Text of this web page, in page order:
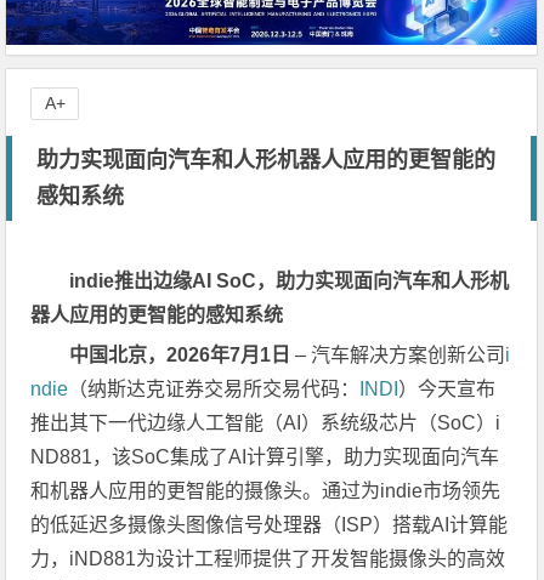
助力实现面向汽车和人形机器人应用的更智能的
感知系统
indie推出边缘AI SoC，助力实现面向汽车和人形机
器人应用的更智能的感知系统
中国北京，2026年7月1日 – 汽车解决方案创新公司 i
ndie （纳斯达克证券交易所交易代码： INDI ）今天宣布
推出其下一代边缘人工智能（AI）系统级芯片（SoC）i
ND881，该SoC集成了AI计算引擎，助力实现面向汽车
和机器人应用的更智能的摄像头。通过为indie市场领先
的低延迟多摄像头图像信号处理器（ISP）搭载AI计算能
力，iND881为设计工程师提供了开发智能摄像头的高效
A+